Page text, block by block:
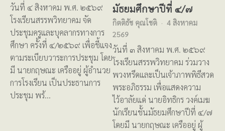
วันที่ ๔ สิงหาคม พ.ศ. ๒๕๖๙
โรงเรียนสรรพวิทยาคม จัด
ประชุมครูและบุคลากรทางการ
ศึกษา ครั้งที่ ๔/๒๕๖๙ เพื่อชี้แจง
ตามระเบียบวาระการประชุม โดย
มี นายกฤษณะ เครืออยู่ ผู้อำนวย
การโรงเรียน เป็นประธานการ
ประชุม พร้…
มัธยมศึกษาปีที่ ๔/๗
กิตติธัช คุณโชติ
4 สิงหาคม
2569
วันที่ ๓ สิงหาคม พ.ศ. ๒๕๖๙
โรงเรียนสรรพวิทยาคม ร่วมวาง
พวงหรีดและเป็นเจ้าภาพพิธีสวด
พระอภิธรรม เพื่อแสดงความ
ไว้อาลัยแด่ นายอิทธิกร วงค์เมฆ
นักเรียนชั้นมัธยมศึกษาปีที่ ๔/๗
โดยมี นายกฤษณะ เครืออยู่ ผู้